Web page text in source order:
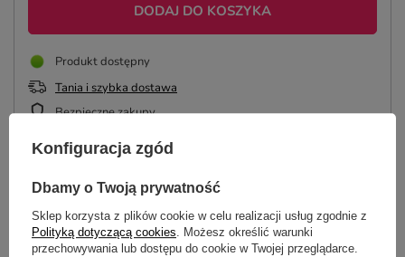
DODAJ DO KOSZYKA
Produkt dostępny
Tania i szybka dostawa
Bezpieczne zakupy
ZAPROJEKTUJ KOSZULKĘ
Konfiguracja zgód
Dbamy o Twoją prywatność
Sklep korzysta z plików cookie w celu realizacji usług zgodnie z
Polityką dotyczącą cookies. Możesz określić warunki
przechowywania lub dostępu do cookie w Twojej przeglądarce.